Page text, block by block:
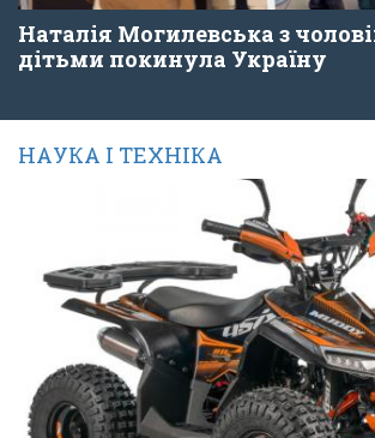
Наталія Могилевська з
дітьми покинула Україну
НАУКА І ТЕХНІКА